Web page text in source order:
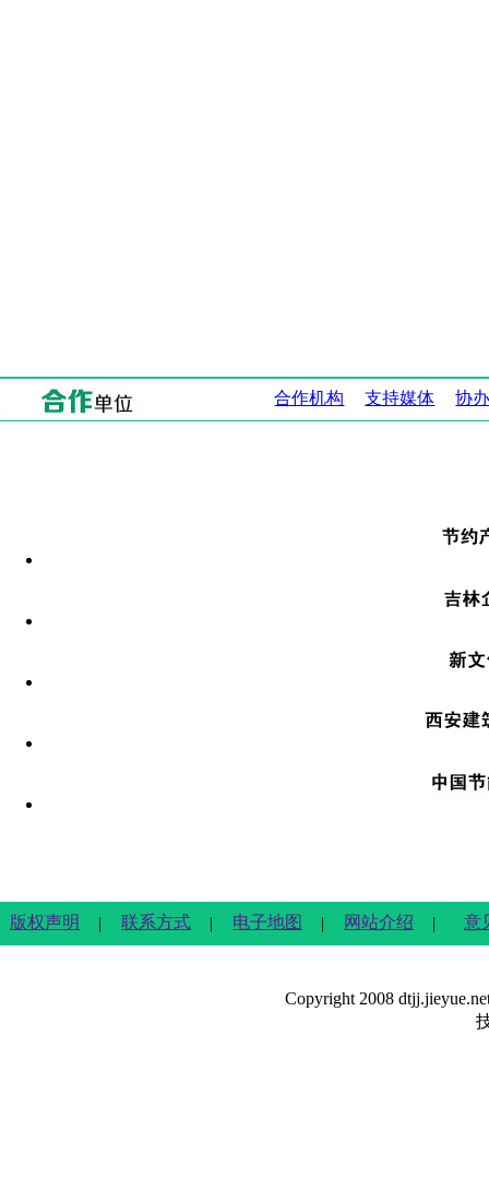
合作机构 支持媒体 协
版权声明 | 联系方式 | 电子地图 | 网站介绍 | 意
Copyright 2008